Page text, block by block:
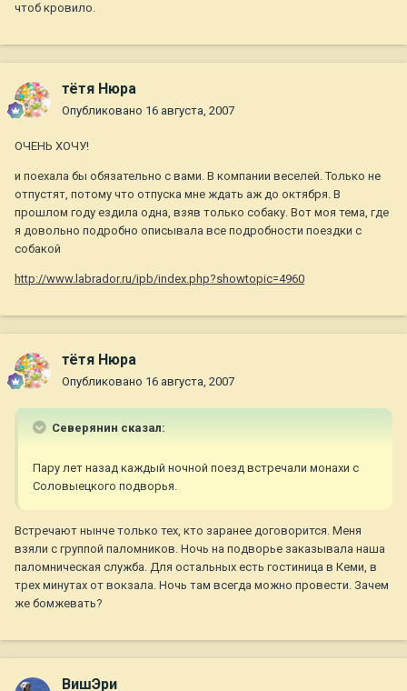
чтоб кровило.
тётя Нюра
Опубликовано 16 августа, 2007
ОЧЕНЬ ХОЧУ!
и поехала бы обязательно с вами. В компании веселей. Только не
отпустят, потому что отпуска мне ждать аж до октября. В
прошлом году ездила одна, взяв только собаку. Вот моя тема, где
я довольно подробно описывала все подробности поездки с
собакой
http://www.labrador.ru/ipb/index.php?showtopic=4960
тётя Нюра
Опубликовано 16 августа, 2007
Северянин сказал:
Пару лет назад каждый ночной поезд встречали монахи с
Соловыецкого подворья.
Встречают нынче только тех, кто заранее договорится. Меня
взяли с группой паломников. Ночь на подворье заказывала наша
паломническая служба. Для остальных есть гостиница в Кеми, в
трех минутах от вокзала. Ночь там всегда можно провести. Зачем
же бомжевать?
ВишЭри